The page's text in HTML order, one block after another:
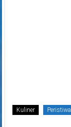
Kuliner Peristiwa